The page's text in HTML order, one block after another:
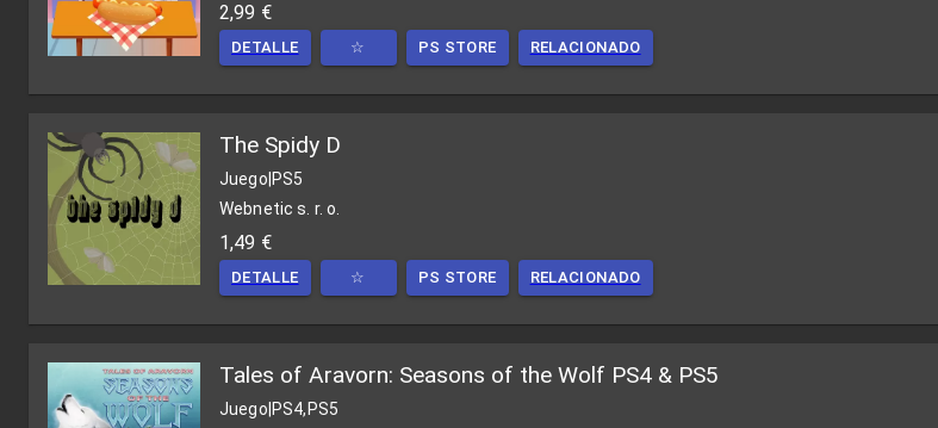
2,99 €
DETALLE ☆ PS STORE RELACIONADO
The Spidy D
Juego PS5
Webnetic s. r. o.
1,49 €
DETALLE ☆ PS STORE RELACIONADO
Tales of Aravorn: Seasons of the Wolf PS4 & PS5
Juego|PS4,PS5